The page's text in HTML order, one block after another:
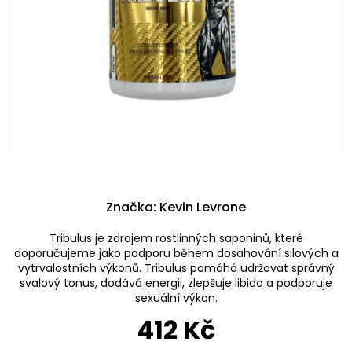
412 Kč
Tribulus je zdrojem rostlinných saponinů, které
doporučujeme jako podporu během dosahování silových a
vytrvalostních výkonů. Tribulus pomáhá udržovat správný
svalový tonus, dodává energii, zlepšuje libido a podporuje
sexuální výkon.
Značka: Kevin Levrone